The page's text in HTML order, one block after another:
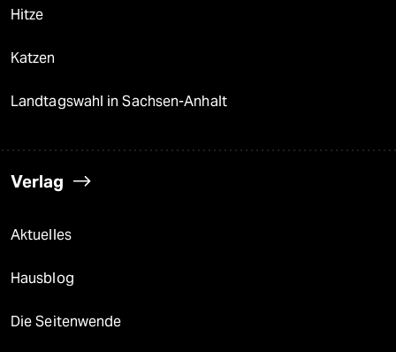
Hitze
Katzen
Landtagswahl in Sachsen-Anhalt
Verlag
Aktuelles
Hausblog
Die Seitenwende